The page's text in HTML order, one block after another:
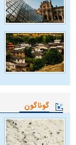
گوناگون